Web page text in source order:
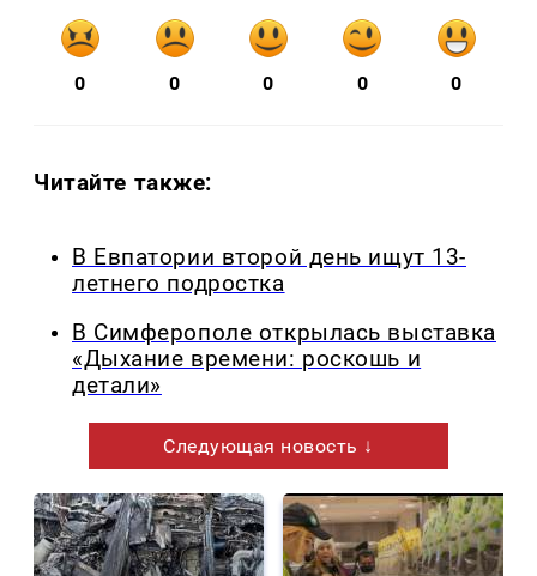
0 0 0 0 0
Читайте также:
В Евпатории второй день ищут 13-
летнего подростка
В Симферополе открылась выставка
«Дыхание времени: роскошь и
детали»
Следующая новость ↓